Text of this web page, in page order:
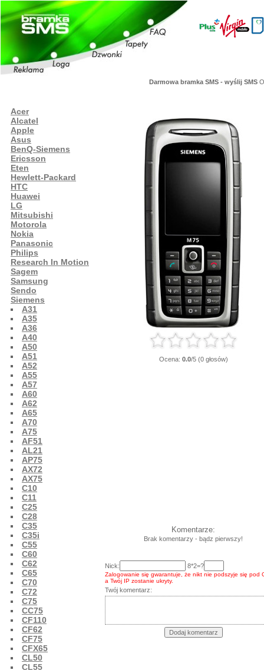
Darmowa bramka SMS - wyślij SMS
Acer
Alcatel
Apple
Asus
BenQ-Siemens
Ericsson
Eten
Hewlett-Packard
HTC
Huawei
LG
Mitsubishi
Motorola
Nokia
Panasonic
Philips
Research In Motion
Sagem
Samsung
Sendo
Siemens
A31
A35
A36
A40
A50
A51
A52
A55
A57
A60
A62
A65
A70
A75
AF51
AL21
AP75
AX72
AX75
C10
C11
C25
C28
C35
C35i
C55
C60
C62
C65
C70
C72
C75
CC75
CF110
CF62
CF75
CFX65
CL50
CL55
Ocena: 0.0/5 (0 głosów)
Komentarze:
Brak komentarzy - bądz pierwszy!
Nick: 8*2=?
Zalogowanie się gwarantuje, że nikt nie podszyje się pod
a Twój IP zostanie ukryty.
Twój komentarz: